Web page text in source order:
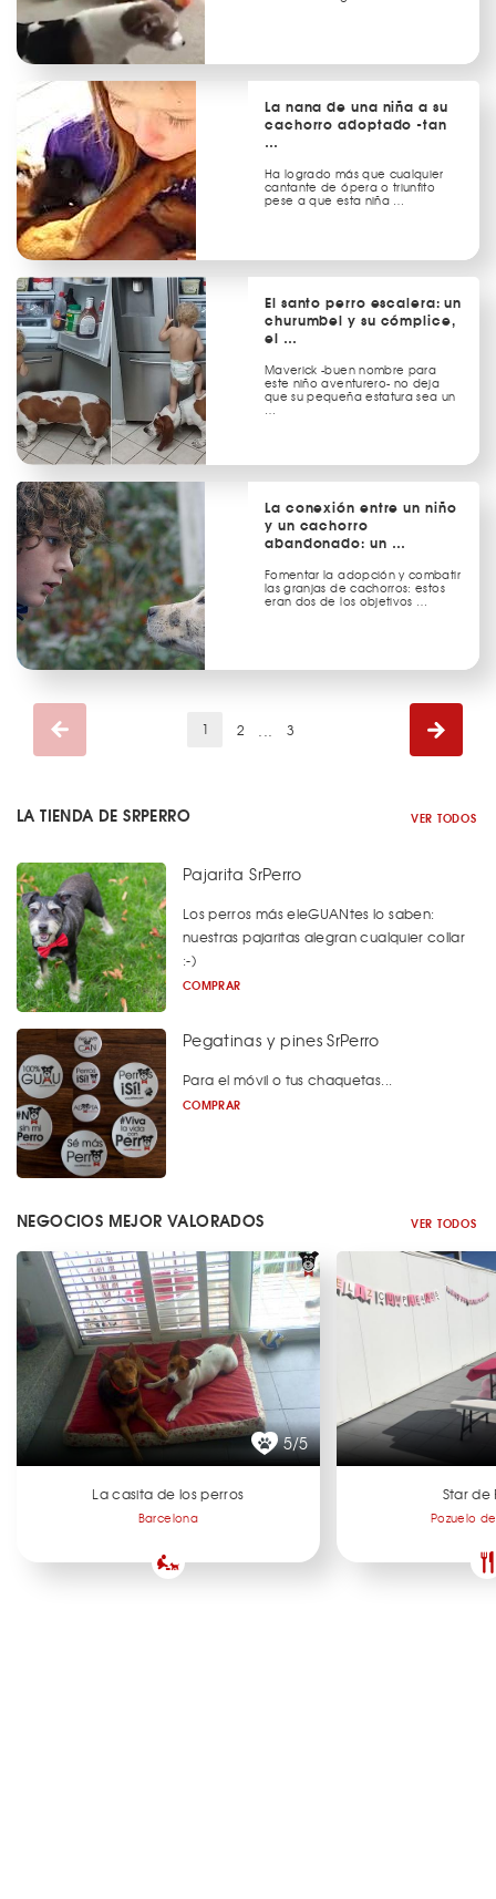
La nana de una niña a su
cachorro adoptado -tan
…
Ha logrado más que cualquier
cantante de ópera o triunfito
pese a que esta niña …
El santo perro escalera: un
churumbel y su cómplice,
el …
Maverick -buen nombre para
este niño aventurero- no deja
que su pequeña estatura sea un
…
La conexión entre un niño
y un cachorro
abandonado: un …
Fomentar la adopción y combatir
las granjas de cachorros: estos
eran dos de los objetivos …
1 (current)
2 3
LA TIENDA DE SRPERRO VER TODOS
Pajarita SrPerro
Los perros más eleGUANtes lo saben:
nuestras pajaritas alegran cualquier collar
:-)
COMPRAR
Pegatinas y pines SrPerro
Para el móvil o tus chaquetas...
COMPRAR
NEGOCIOS MEJOR VALORADOS VER TODOS
5/5
La casita de los perros
Barcelona
Star de
Pozuelo